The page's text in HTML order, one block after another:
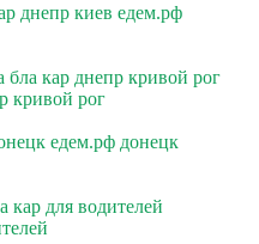
днепр киев едем.рф
бла кар днепр кривой рог
кривой рог
едем.рф донецк
кар для водителей